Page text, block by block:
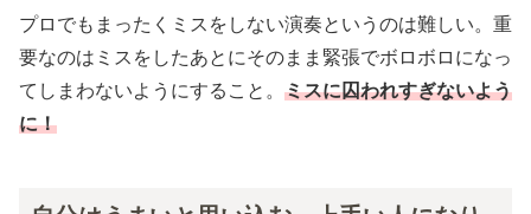
プロでもまったくミスをしない演奏というのは難しい。重
要なのはミスをしたあとにそのまま緊張でボロボロになっ
てしまわないようにすること。 ミスに囚われすぎないよう
に！